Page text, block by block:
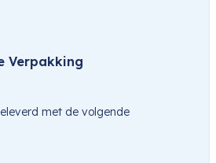
Verpakking
met de volgende